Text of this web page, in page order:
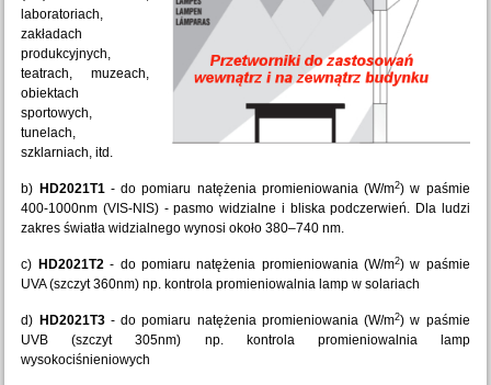
laboratoriach,
zakładach
produkcyjnych,
teatrach, muzeach,
obiektach
sportowych,
tunelach,
szklarniach, itd.
b) HD2021T1- do pomiaru natężenia promieniowania (W/m2) w paśmie
400-1000nm (VIS-NIS) - pasmo widzialne i bliska podczerwień. Dla ludzi
zakres światła widzialnego wynosi około 380–740 nm.
c) HD2021T2- do pomiaru natężenia promieniowania (W/m2) w paśmie
UVA (szczyt 360nm) np. kontrola promieniowalnia lamp w solariach
d) HD2021T3- do pomiaru natężenia promieniowania (W/m2) w paśmie
UVB (szczyt 305nm) np. kontrola promieniowalnia lamp
wysokociśnieniowych